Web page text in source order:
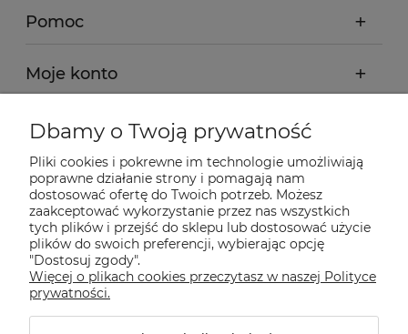
Pomoc
Moje konto
Płatności i dostawa
Informacje
O nas
Nasze sklepy Allegro
Dbamy o Twoją prywatność
Pliki cookies i pokrewne im technologie umożliwiają
poprawne działanie strony i pomagają nam
dostosować ofertę do Twoich potrzeb. Możesz
zaakceptować wykorzystanie przez nas wszystkich
tych plików i przejść do sklepu lub dostosować użycie
plików do swoich preferencji, wybierając opcję
"Dostosuj zgody".
Więcej o plikach cookies przeczytasz w naszej Polityce
prywatności.